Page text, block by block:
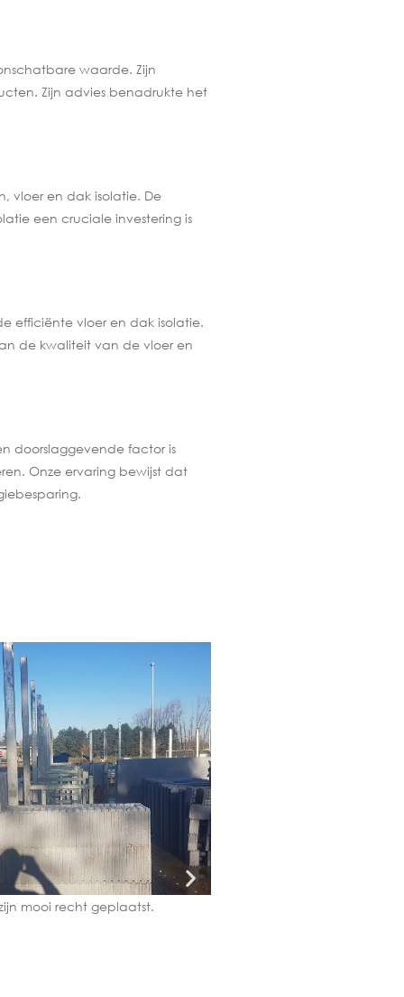
waarde. Zijn
Zijn advies benadrukte het
vloer en dak isolatie. De
een cruciale investering is
efficiënte vloer en dak isolatie.
de kwaliteit van de vloer en
doorslaggevende factor is
Onze ervaring bewijst dat
mooi recht geplaatst.